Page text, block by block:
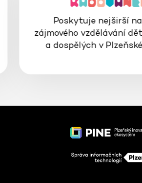
Poskytuje nejširší
zájmového vzdělávání
a dospělých v